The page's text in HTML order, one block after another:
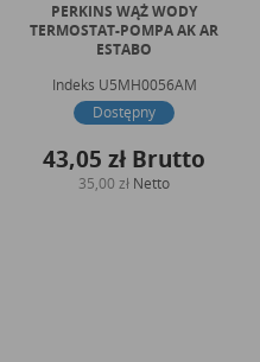
PERKINS WĄŻ WODY
TERMOSTAT-POMPA AK AR
ESTABO
Indeks U5MH0056AM
Dostępny
43,05 zł Brutto
35,00 zł Netto